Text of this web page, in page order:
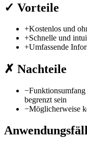
✓ Vorteile
+Kostenlos und
+Schnelle und
+Umfassende
✗ Nachteile
−
begrenzt sein
−Möglicherweise